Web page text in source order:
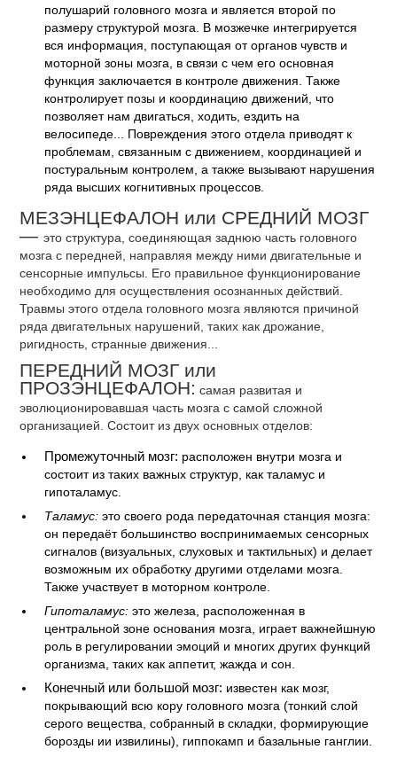
полушарий головного мозга и является второй по
размеру структурой мозга. В мозжечке интегрируется
вся информация, поступающая от органов чувств и
моторной зоны мозга, в связи с чем его основная
функция заключается в контроле движения. Также
контролирует позы и координацию движений, что
позволяет нам двигаться, ходить, ездить на
велосипеде... Повреждения этого отдела приводят к
проблемам, связанным с движением, координацией и
постуральным контролем, а также вызывают нарушения
ряда высших когнитивных процессов.
МЕЗЭНЦЕФАЛОН или СРЕДНИЙ МОЗГ
—это структура, соединяющая заднюю часть головного
мозга с передней, направляя между ними двигательные и
сенсорные импульсы. Его правильное функционирование
необходимо для осуществления осознанных действий.
Травмы этого отдела головного мозга являются причиной
ряда двигательных нарушений, таких как дрожание,
ригидность, странные движения...
ПЕРЕДНИЙ МОЗГ или
ПРОЗЭНЦЕФАЛОН: самая развитая и
эволюционировавшая часть мозга с самой сложной
организацией. Состоит из двух основных отделов:
Промежуточный мозг: расположен внутри мозга и
состоит из таких важных структур, как таламус и
гипоталамус.
Таламус: это своего рода передаточная станция мозга:
он передаёт большинство воспринимаемых сенсорных
сигналов (визуальных, слуховых и тактильных) и делает
возможным их обработку другими отделами мозга.
Также участвует в моторном контроле.
Гипоталамус: это железа, расположенная в
центральной зоне основания мозга, играет важнейшную
роль в регулировании эмоций и многих других функций
организма, таких как аппетит, жажда и сон.
Конечный или большой мозг: известен как мозг,
покрывающий всю кору головного мозга (тонкий слой
серого вещества, собранный в складки, формирующие
борозды ии извилины), гиппокамп и базальные ганглии.